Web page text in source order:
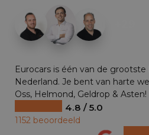
Eurocars is één van de grootste
Nederland. Je bent van harte
Oss, Helmond, Geldrop & Asten!
4.8 / 5.0
1152 beoordeeld